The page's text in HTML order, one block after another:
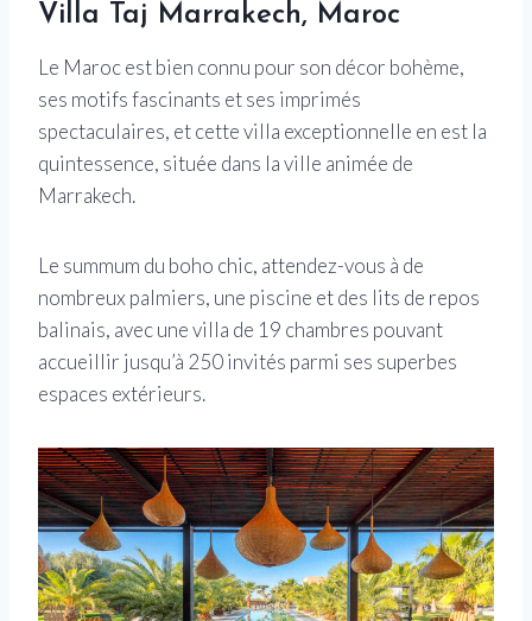
Villa Taj Marrakech, Maroc
Le Maroc est bien connu pour son décor bohème,
ses motifs fascinants et ses imprimés
spectaculaires, et cette villa exceptionnelle en est la
quintessence, située dans la ville animée de
Marrakech.
Le summum du boho chic, attendez-vous à de
nombreux palmiers, une piscine et des lits de repos
balinais, avec une villa de 19 chambres pouvant
accueillir jusqu’à 250 invités parmi ses superbes
espaces extérieurs.